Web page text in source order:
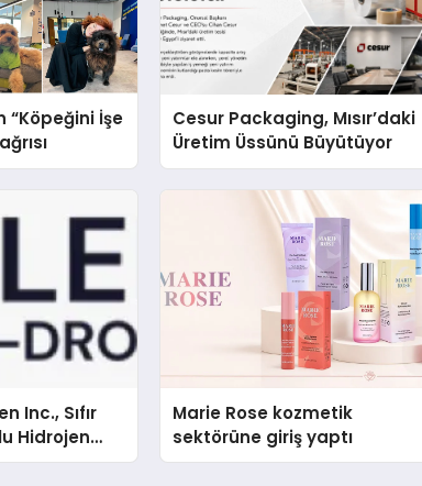
“Köpeğini İşe
Cesur Packaging, Mısır’daki
Üretim Üssünü Büyütüyor
Inc., Sıfır
Hidrojen
ISO ve
Marie Rose kozmetik
sektörüne giriş yaptı